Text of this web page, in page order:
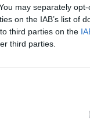
may separately
on the IAB’s list of
third parties on the
third parties.
kad
„mano
ir